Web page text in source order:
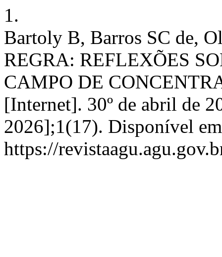
1.
Bartoly B, Barros SC de,
REGRA: REFLEXÕES
CAMPO DE
[Internet]. 30º de abril de
2026];1(17). Disponível
https://